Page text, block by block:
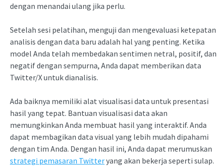
dengan menandai ulang jika perlu.
Setelah sesi pelatihan, menguji dan mengevaluasi ketepatan
analisis dengan data baru adalah hal yang penting. Ketika
model Anda telah membedakan sentimen netral, positif, dan
negatif dengan sempurna, Anda dapat memberikan data
Twitter/X untuk dianalisis.
Ada baiknya memiliki alat visualisasi data untuk presentasi
hasil yang tepat. Bantuan visualisasi data akan
memungkinkan Anda membuat hasil yang interaktif. Anda
dapat membagikan data visual yang lebih mudah dipahami
dengan tim Anda. Dengan hasil ini, Anda dapat merumuskan
strategi pemasaran Twitteryang akan bekerja seperti sulap.